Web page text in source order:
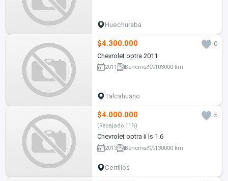
Huechuraba
$4.300.000
0
Chevrolet optra 2011
2011 Bencina 103000 km
Talcahuano
$4.000.000 5
(Rebajado 11%)
Chevrolet optra ii ls 1.6
2013 Bencina 130000 km
Cerrillos